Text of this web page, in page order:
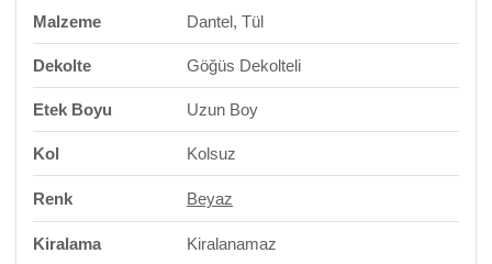
Malzeme Dantel, Tül
Dekolte Göğüs Dekolteli
Etek Boyu Uzun Boy
Kol Kolsuz
Renk Beyaz
Kiralama Kiralanamaz